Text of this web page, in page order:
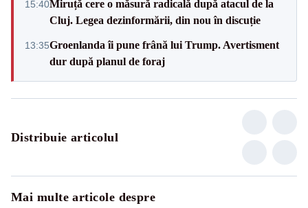
15:40Miruță cere o măsură radicală după atacul de la
Cluj. Legea dezinformării, din nou în discuție
13:35Groenlanda îi pune frână lui Trump. Avertisment
dur după planul de foraj
Distribuie articolul
Mai multe articole despre